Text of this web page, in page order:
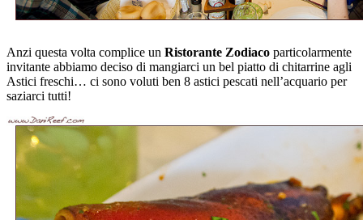
Anzi questa volta complice un Ristorante Zodiaco particolarmente
invitante abbiamo deciso di mangiarci un bel piatto di chitarrine agli
Astici freschi… ci sono voluti ben 8 astici pescati nell’acquario per
saziarci tutti!